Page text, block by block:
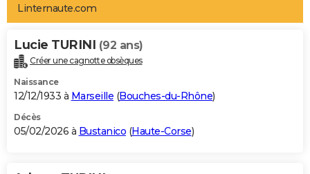
Art de vivre
Bien-être
Loisirs
Mode
Modes de vie
Alimentation
Guide de la santé
Maladies
Médicaments
Sommeil
VOYAGE
Destinations
City break
Voyage nature
Voyage de noces
Forum
Climat
+PHOTO
GUIDES D'ACHAT
BONS PLANS
Linternaute.com
Lucie TURINI (92 ans)
Créer une cagnotte obsèques
Naissance
12/12/1933 à Marseille (Bouches-du-Rhône)
Décès
05/02/2026 à Bustanico (Haute-Corse)